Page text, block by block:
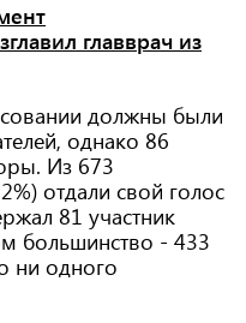
главврач из
должны были
однако 86
Из 673
отдали свой голос
81 участник
большинство - 433
ни одного